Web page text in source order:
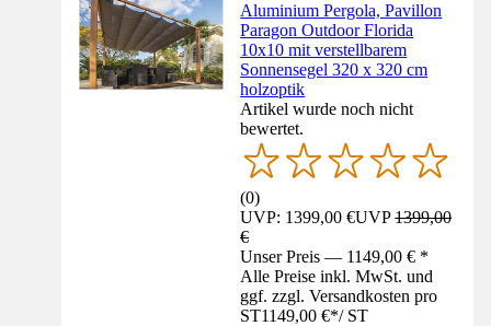
Aluminium Pergola, Pavillon
Paragon Outdoor Florida
10x10 mit verstellbarem
Sonnensegel 320 x 320 cm
holzoptik
Artikel wurde noch nicht
bewertet.
(0)
UVP: 1399,00 €UVP1399,00
€
Unser Preis — 1149,00 € *
Alle Preise inkl. MwSt. und
ggf. zzgl. Versandkosten pro
ST1149,00 €*/ ST